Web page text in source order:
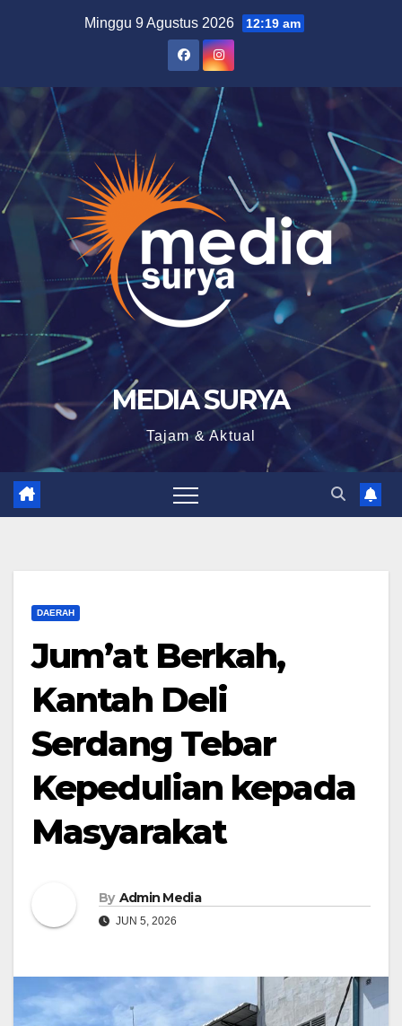
Minggu 9 Agustus 2026 12:19 am
MEDIA SURYA
Tajam & Aktual
DAERAH
Jum’at Berkah,
Kantah Deli
Serdang Tebar
Kepedulian kepada
Masyarakat
By Admin Media
JUN 5, 2026